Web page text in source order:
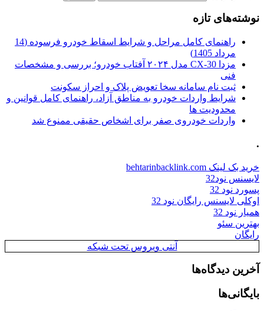
نوشته‌های تازه
راهنمای کامل مراحل و شرایط اسقاط خودرو فرسوده (14
مرداد 1405)
مزدا CX-30 مدل ۲۰۲۴ آفتاب خودرو؛ بررسی و مشخصات
فنی
ثبت نام سامانه سخا تعویض پلاک و احراز سکونت
شرایط واردات خودرو به مناطق آزاد، راهنمای کامل قوانین و
محدودیت ها
واردات خودروی صفر برای اشخاص حقیقی ممنوع شد
.
خرید بک لینک behtarinbacklink.com
لایسنس نود32
پسورد نود 32
اوکلی لایسنس رایگان نود 32
همیار نود 32
بهترین سئو
رایگان
آنتی ویروس تحت شبکه
آخرین دیدگاه‌ها
بایگانی‌ها